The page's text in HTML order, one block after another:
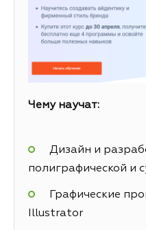
Чему научат:
Дизайн и
полиграфической и
Графические
Illustrator